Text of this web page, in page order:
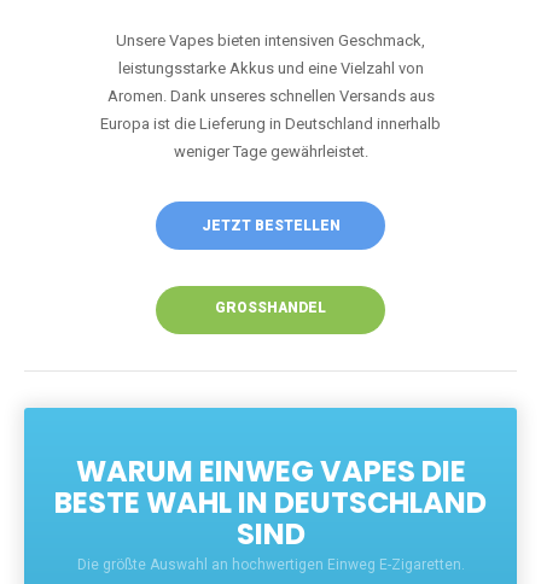
Unsere Vapes bieten intensiven Geschmack,
leistungsstarke Akkus und eine Vielzahl von
Aromen. Dank unseres schnellen Versands aus
Europa ist die Lieferung in Deutschland innerhalb
weniger Tage gewährleistet.
JETZT BESTELLEN
GROSSHANDEL
WARUM EINWEG VAPES DIE
BESTE WAHL IN DEUTSCHLAND
SIND
Die größte Auswahl an hochwertigen Einweg E-Zigaretten.